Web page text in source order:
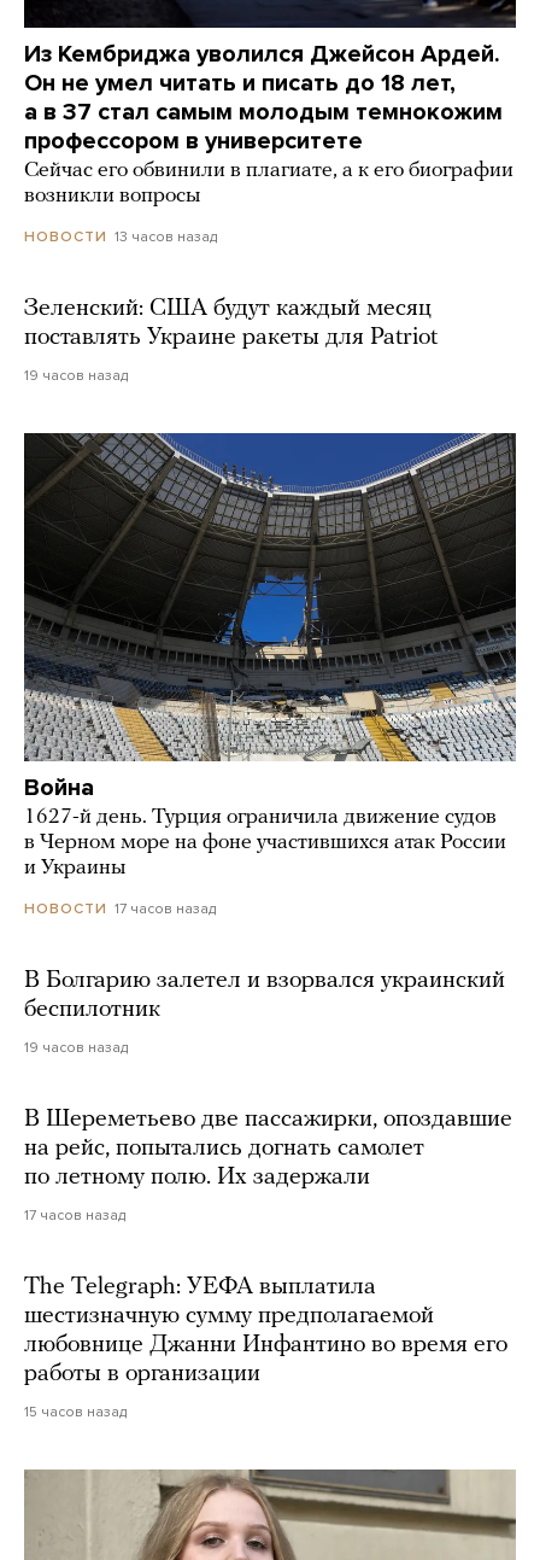
Из Кембриджа уволился Джейсон Ардей.
Он не умел читать и писать до 18 лет,
а в 37 стал самым молодым темнокожим
профессором в университете
Сейчас его обвинили в плагиате, а к его биографии
возникли вопросы
НОВОСТИ 13 часов назад
Зеленский: США будут каждый месяц
поставлять Украине ракеты для Patriot
19 часов назад
Война
1627-й день. Турция ограничила движение судов
в Черном море на фоне участившихся атак России
и Украины
НОВОСТИ 17 часов назад
В Болгарию залетел и взорвался украинский
беспилотник
19 часов назад
В Шереметьево две пассажирки, опоздавшие
на рейс, попытались догнать самолет
по летному полю. Их задержали
17 часов назад
The Telegraph: УЕФА выплатила
шестизначную сумму предполагаемой
любовнице Джанни Инфантино во время его
работы в организации
15 часов назад